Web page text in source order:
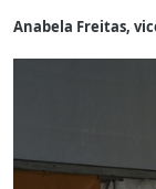
Anabela Freitas,